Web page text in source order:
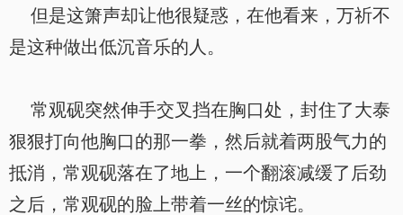
但是这箫声却让他很疑惑，在他看来，万祈不
是这种做出低沉音乐的人。
常观砚突然伸手交叉挡在胸口处，封住了大泰
狠狠打向他胸口的那一拳，然后就着两股气力的
抵消，常观砚落在了地上，一个翻滚减缓了后劲
之后，常观砚的脸上带着一丝的惊诧。